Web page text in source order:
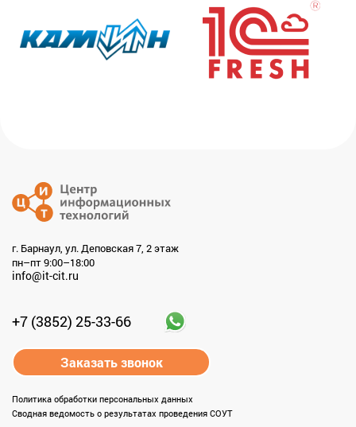
г. Барнаул, ул. Деповская 7, 2 этаж
пн–пт 9:00–18:00
info@it-cit.ru
+7 (3852) 25-33-66
Заказать звонок
Политика обработки персональных данных
Сводная ведомость о результатах проведения СОУТ